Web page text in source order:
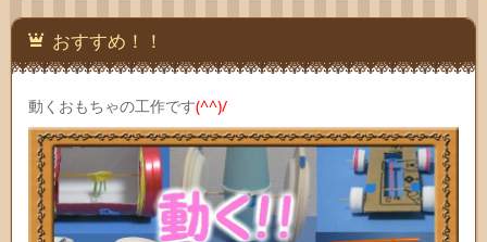
おすすめ！！
動くおもちゃの工作です(^^)/